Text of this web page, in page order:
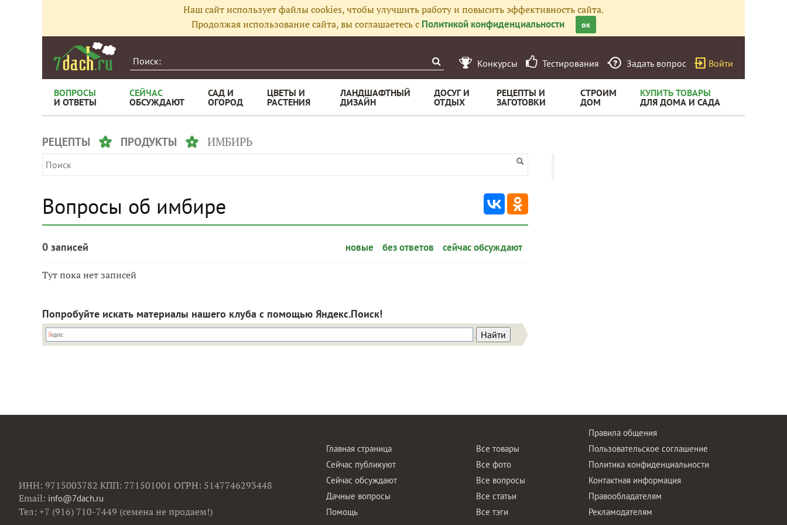
Наш сайт использует файлы cookies, чтобы улучшить работу и повысить эффективность сайта.
Продолжая использование сайта, вы соглашаетесь с Политикой конфиденциальности ок
Конкурсы Тестирования Задать вопрос Войти
ВОПРОСЫ
И ОТВЕТЫ
СЕЙЧАС
ОБСУЖДАЮТ
САД И
ОГОРОД
ЦВЕТЫ И
РАСТЕНИЯ
ЛАНДШАФТНЫЙ
ДИЗАЙН
ДОСУГ И
ОТДЫХ
РЕЦЕПТЫ И
ЗАГОТОВКИ
СТРОИМ
ДОМ
КУПИТЬ ТОВАРЫ
ДЛЯ ДОМА И САДА
РЕЦЕПТЫ ПРОДУКТЫ ИМБИРЬ
Вопросы об имбире
0 записей новые без ответов сейчас обсуждают
Тут пока нет записей
Попробуйте искать материалы нашего клуба с помощью Яндекс.Поиск!
ИНН: 9715003782 КПП: 771501001 ОГРН: 5147746293448
Email: info@7dach.ru
Тел: +7 (916) 710-7449 (семена не продаем!)
Главная страница
Сейчас публикуют
Сейчас обсуждают
Дачные вопросы
Помощь
Все товары
Все фото
Все вопросы
Все статьи
Все тэги
Правила общения
Пользовательское соглашение
Политика конфиденциальности
Контактная информация
Правообладателям
Рекламодателям